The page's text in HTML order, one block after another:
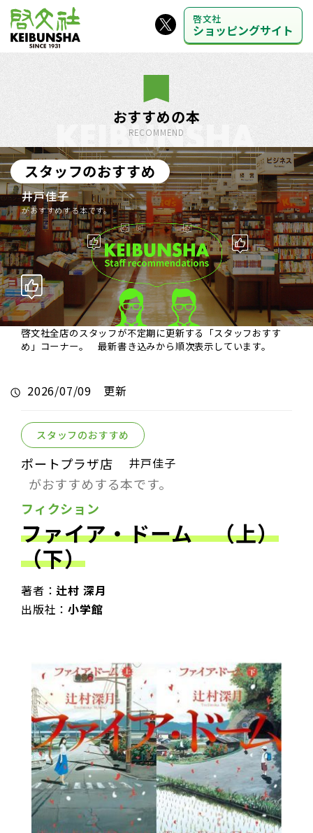
啓文社
ショッピングサイト
おすすめの本
RECOMMEND
スタッフのおすすめ
井戸佳子
がおすすめする本です。
啓文社全店のスタッフが不定期に更新する「スタッフおすす
め」コーナー。 最新書き込みから順次表示しています。
2026/07/09 更新
スタッフのおすすめ
ポートプラザ店 井戸佳子
がおすすめする本です。
フィクション
ファイア・ドーム （上）
（下）
著者：辻村 深月
出版社：小学館